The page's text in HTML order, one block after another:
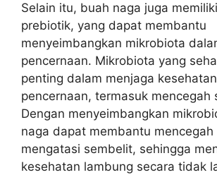
Selain itu, buah naga juga
prebiotik, yang dapat membantu
menyeimbangkan mikrobiota
pencernaan. Mikrobiota yang
penting dalam menjaga
pencernaan, termasuk mencegah
Dengan menyeimbangkan
naga dapat membantu mencegah
mengatasi sembelit, sehingga
kesehatan lambung secara tidak